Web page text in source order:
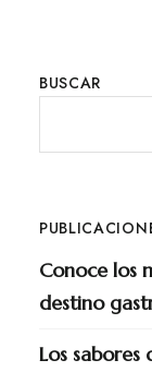
BUSCAR
Conoce los
destino
Los sabores